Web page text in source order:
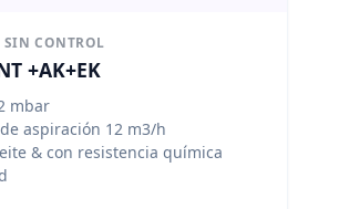
CONTROL
+AK+EK
mbar
aspiración 12 m3/h
& con resistencia química